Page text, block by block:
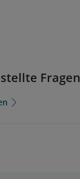
Fragen